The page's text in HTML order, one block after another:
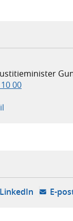
00
ny flik, extern
i ny flik,
LinkedIn- öppnas
E-